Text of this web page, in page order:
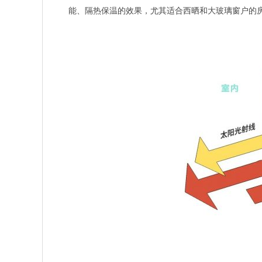
能、隔热保温的效果，尤其适合西晒和大玻璃窗户的